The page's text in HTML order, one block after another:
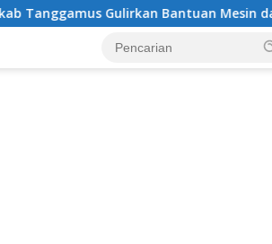
Gulirkan Bantuan Mesin dan Program